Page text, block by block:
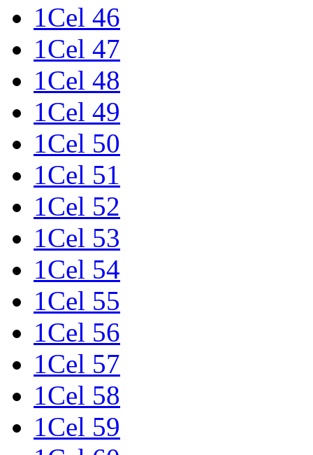
1Cel 46
1Cel 47
1Cel 48
1Cel 49
1Cel 50
1Cel 51
1Cel 52
1Cel 53
1Cel 54
1Cel 55
1Cel 56
1Cel 57
1Cel 58
1Cel 59